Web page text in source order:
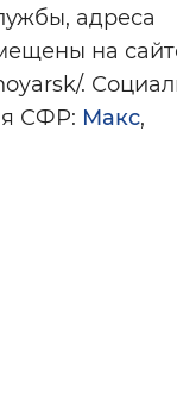
адреса
на
.
СФР: Макс,